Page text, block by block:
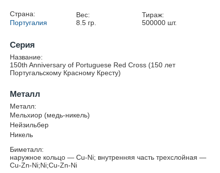
Страна:
Португалия
Вес:
8.5гр.
Тираж:
500000 шт.
Серия
Название:
150th Anniversary of Portuguese Red Cross (150 лет
Португальскому Красному Кресту)
Металл
Металл:
Мельхиор (медь-никель)
Нейзильбер
Никель
Биметалл:
наружное кольцо — Cu-Ni; внутренняя часть трехслойная —
Cu-Zn-Ni;Ni;Cu-Zn-Ni